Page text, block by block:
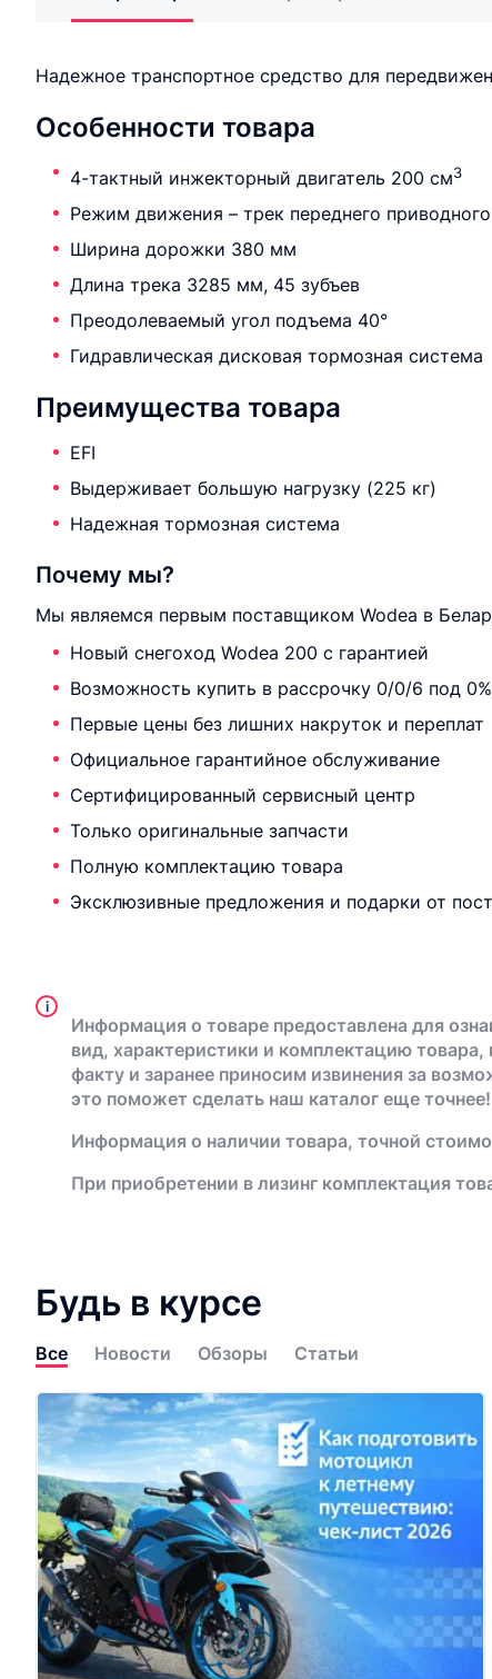
Надежное транспортное средство для
Особенности товара
4-тактный инжекторный двигатель 200 см3
Режим движения – трек переднего
Ширина дорожки 380 мм
Длина трека 3285 мм, 45 зубъев
Преодолеваемый угол подъема 40°
Гидравлическая дисковая тормозная система
Преимущества товара
EFI
Выдерживает большую нагрузку (225 кг)
Надежная тормозная система
Почему мы?
Мы являемся первым поставщиком Wodea в
Новый снегоход Wodea 200 с гарантией
Возможность купить в рассрочку 0/0/6 под 0%
Первые цены без лишних накруток и переплат
Официальное гарантийное обслуживание
Сертифицированный сервисный центр
Только оригинальные запчасти
Полную комплектацию товара
Эксклюзивные предложения и подарки от
i
Информация о товаре предоставлена для
вид, характеристики и комплектацию
факту и заранее приносим извинения за
это поможет сделать наш каталог еще точнее!
Информация о наличии товара, точной
При приобретении в лизинг комплектация
Будь в курсе
Все Новости Обзоры Статьи